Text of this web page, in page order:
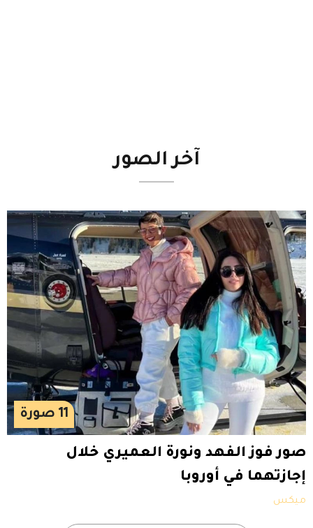
آخر الصور
11 صورة
صور فوز الفهد ونورة العميري خلال
إجازتهما في أوروبا
ميكس